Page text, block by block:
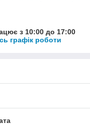
з 10:00 до 17:00
графік роботи